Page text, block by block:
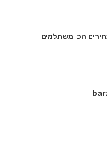
הכי משתלמים